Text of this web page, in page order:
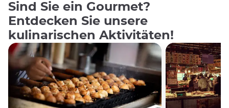
Sind Sie ein Gourmet?
Entdecken Sie unsere
kulinarischen Aktivitäten!